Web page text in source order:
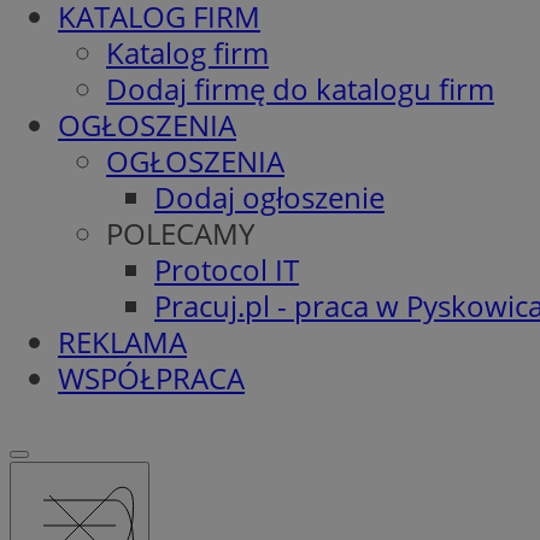
KATALOG FIRM
Katalog firm
Dodaj firmę do katalogu firm
OGŁOSZENIA
OGŁOSZENIA
Dodaj ogłoszenie
POLECAMY
Protocol IT
Pracuj.pl - praca w
REKLAMA
WSPÓŁPRACA